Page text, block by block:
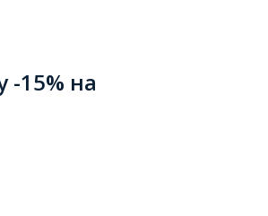
-15% на